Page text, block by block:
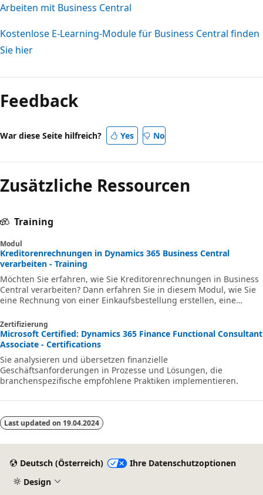
Arbeiten mit Business Central
Kostenlose E-Learning-Module für Business Central finden
Sie hier
Feedback
War diese Seite hilfreich? Yes No
Zusätzliche Ressourcen
Training
Modul
Kreditorenrechnungen in Dynamics 365 Business Central
verarbeiten - Training
Möchten Sie erfahren, wie Sie Kreditorenrechnungen in Business
Central verarbeiten? Dann erfahren Sie in diesem Modul, wie Sie
eine Rechnung von einer Einkaufsbestellung erstellen, eine
von zukünftigen Perioden abgrenzen.
Zertifizierung
Microsoft Certified: Dynamics 365 Finance Functional Consultant
Associate - Certifications
Sie analysieren und übersetzen finanzielle
Geschäftsanforderungen in Prozesse und Lösungen, die
branchenspezifische empfohlene Praktiken implementieren.
Last updated on 19.04.2024
Deutsch (Österreich)
Ihre Datenschutzoptionen
Design